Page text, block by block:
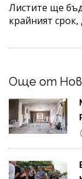
Листите ще
крайният
Още от